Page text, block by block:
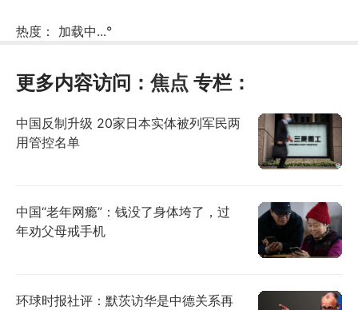
热度： 加载中...°
更多内容访问： 焦点 专栏：
中国反制升级 20家日本实体被列军民两
用管控名单
中国“老年网瘾”：钱没了身体垮了，过
年劝父母戒手机
环球时报社评：默茨访华是中德关系再